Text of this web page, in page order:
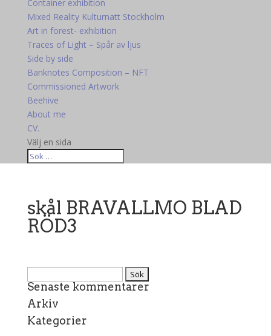
Container exhibition
Mixed Reality Kulturnatt Stockholm
Art in forest- exhibition
Traces of Light – Spår av ljus
Side by side
Banknotes Composition – NFT
Commissioned Artwork
Beehive
About me
CV.
Välj en sida
skål BRAVALLMO BLAD
RÖD3
efter:
Senaste kommentarer
Arkiv
Kategorier